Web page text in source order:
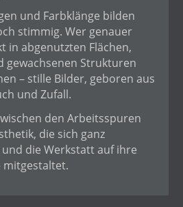
und Farbklänge bilden
stimmig. Wer genauer
in abgenutzten Flächen,
gewachsenen Strukturen
– stille Bilder, geboren aus
und Zufall.
den Arbeitsspuren
die sich ganz
die Werkstatt auf ihre
mitgestaltet.